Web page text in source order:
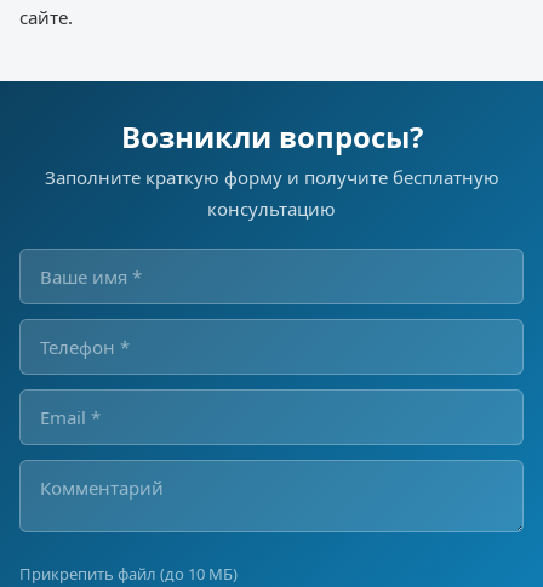
сайте.
Возникли вопросы?
Заполните краткую форму и получите бесплатную
консультацию
Прикрепить файл (до 10 МБ)